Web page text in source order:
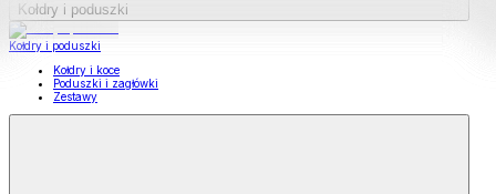
Kołdry i poduszki
Kołdry i poduszki
Kołdry i koce
Poduszki i zagłówki
Zestawy